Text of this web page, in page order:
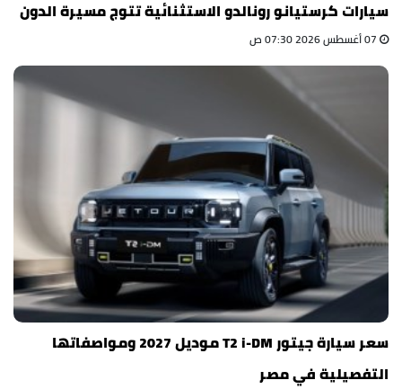
سيارات كرستيانو رونالدو الاستثنائية تتوج مسيرة الدون
سعر سيارة جيتور T2 i-DM موديل 2027 ومواصفاتها
التفصيلية في مصر